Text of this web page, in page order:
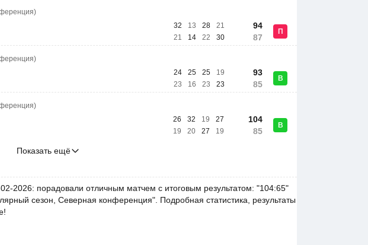
32
21
13
14
28
22
21
30
94
87
П
24
23
25
16
25
23
19
23
93
85
В
26
19
32
20
19
27
27
19
104
85
В
Показать ещё
2026: порадовали отличным матчем с итоговым результатом: "104:65"
сезон, Северная конференция". Подробная статистика, результаты